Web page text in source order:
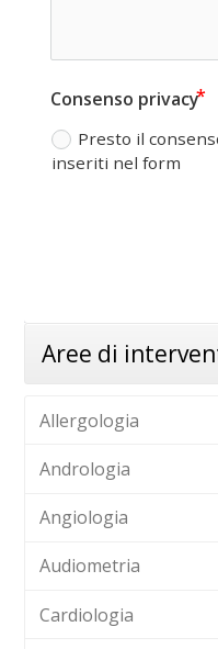
Consenso privacy
Presto il
inseriti nel form
Aree di
Allergologia
Andrologia
Angiologia
Audiometria
Cardiologia